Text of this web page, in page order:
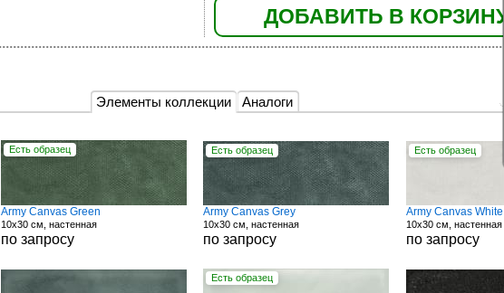
ДОБАВИТЬ В КОРЗИНУ
Элементы коллекции Аналоги
Есть образец
Army Canvas Green
10x30 см, настенная
по запросу
Есть образец
Army Canvas Grey
10x30 см, настенная
по запросу
Есть образец
Army Canvas White
10x30 см, настенная
по запросу
Есть образец